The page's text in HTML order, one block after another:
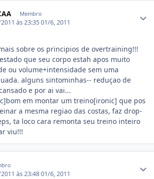
Membro
às 23:3501/6, 2011
sobre os principios de overtraining!!!
que seu corpo estah apos muito
ou volume+intensidade sem uma
alguns sintominhas-- reduçao de
e por ai vai...
em montar um treino[ironic] que pos
a mesma regiao das costas, faz drop-
ta loco cara remonta seu treino inteiro
viu!!!
às 23:4801/6, 2011